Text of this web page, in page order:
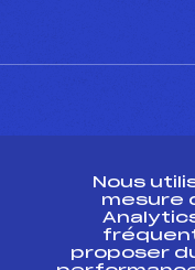
Ressources
Nous
mesure
proposer